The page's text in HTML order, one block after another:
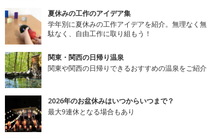
夏休みの工作のアイデア集
学年別に夏休みの工作アイデアを紹介。無理なく無
駄なく、自由工作に取り組もう！
関東・関西の日帰り温泉
関東や関西の日帰りできるおすすめの温泉をご紹介
2026年のお盆休みはいつからいつまで？
最大9連休となる場合もあり